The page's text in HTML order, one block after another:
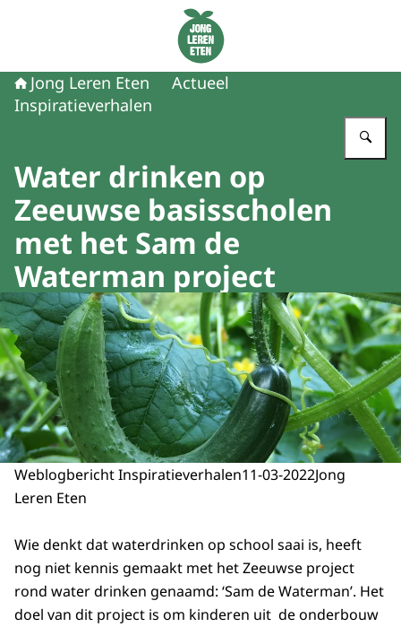
Naar de homepage van Jong Leren Eten
Jong Leren Eten
Actueel
Inspiratieverhalen
Water drinken op
Zeeuwse basisscholen
met het Sam de
Waterman project
Weblogbericht Inspiratieverhalen11-03-2022Jong
Leren Eten
Wie denkt dat waterdrinken op school saai is, heeft
nog niet kennis gemaakt met het Zeeuwse project
rond water drinken genaamd: ‘Sam de Waterman’. Het
doel van dit project is om kinderen uit de onderbouw